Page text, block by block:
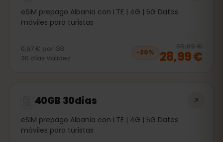
eSIM prepago Albania con LTE | 4G | 5G Datos
móviles para turistas
0,97 € por GB
30 días Validez
−20%
35,99 €
28,99 €
40GB 30días
eSIM prepago Albania con LTE | 4G | 5G Datos
móviles para turistas